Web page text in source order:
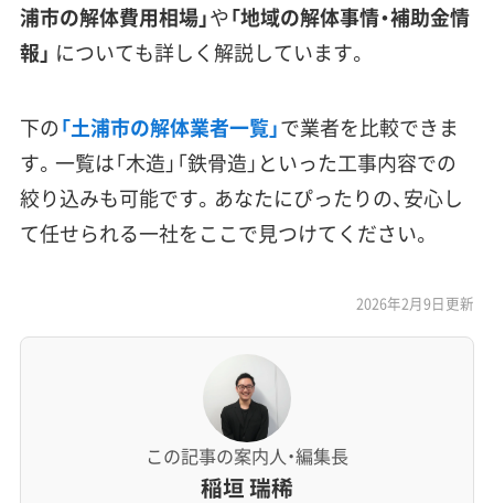
浦市の解体費用相場」や「地域の解体事情・補助金情
報」 についても詳しく解説しています。
下の「土浦市の解体業者一覧」で業者を比較できま
す。一覧は「木造」「鉄骨造」といった工事内容での
絞り込みも可能です。あなたにぴったりの、安心し
て任せられる一社をここで見つけてください。
2026年2月9日更新
この記事の案内人・編集長
稲垣 瑞稀